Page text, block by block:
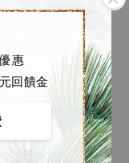
惠
回饋金